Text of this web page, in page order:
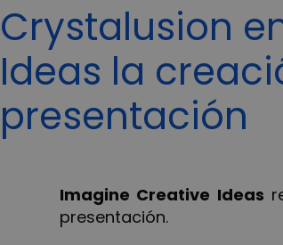
Crystalusion
Ideas la
presentación
Imagine Creative Ideas
presentación.